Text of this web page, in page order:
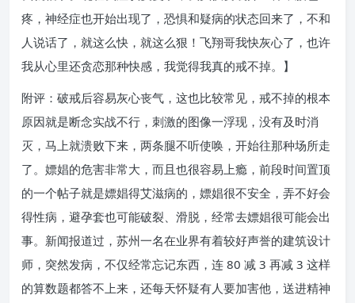
疼，神经症也开始出现了，恐惧和疑病的状态回来了，不和
人说话了，就这么快，就这么狠！飞翔哥我快灰心了，也许
我从心里还贪恋那种快感，我觉得我真的戒不掉。】
附评：破戒后容易灰心丧气，这也比较常见，戒不掉的根本
原因就是断念实战不行，刺激的图像一浮现，没有及时消
灭，马上就溃败下来，两条腿不听使唤，开始往那种场所走
了。嫖娼的危害非常大，而且也很容易上瘾，前段时间置顶
的一个帖子就是嫖娼得艾滋病的，嫖娼很不安全，弄不好会
得性病，避孕套也可能破裂、滑脱，经常去嫖娼很可能会出
事。新闻报道过，苏州一名在业界有着较好声誉的建筑设计
师，突然发病，不仅经常忘记东西，连 80 减 3 再减 3 这样
的算数题都答不上来，还每天怀疑有人要加害他，送进精神